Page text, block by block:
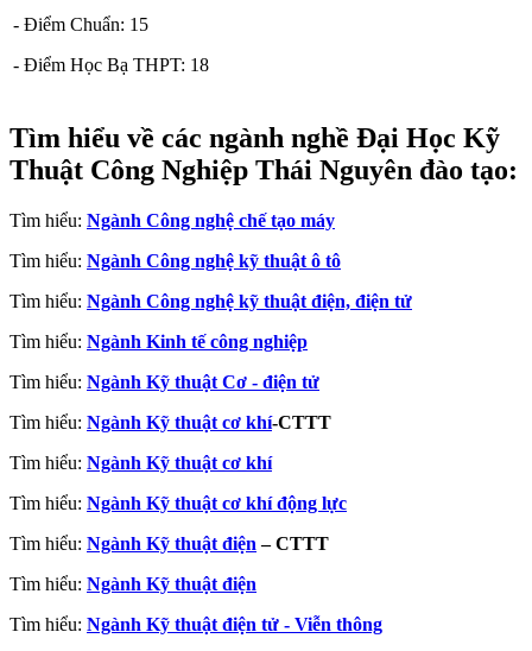
- Điểm Chuẩn: 15
- Điểm Học Bạ THPT: 18
Tìm hiểu về các ngành nghề Đại Học Kỹ
Thuật Công Nghiệp Thái Nguyên đào tạo:
Tìm hiểu: Ngành Công nghệ chế tạo máy
Tìm hiểu: Ngành Công nghệ kỹ thuật ô tô
Tìm hiểu: Ngành Công nghệ kỹ thuật điện, điện tử
Tìm hiểu: Ngành Kinh tế công nghiệp
Tìm hiểu: Ngành Kỹ thuật Cơ - điện tử
Tìm hiểu: Ngành Kỹ thuật cơ khí-CTTT
Tìm hiểu: Ngành Kỹ thuật cơ khí
Tìm hiểu: Ngành Kỹ thuật cơ khí động lực
Tìm hiểu: Ngành Kỹ thuật điện – CTTT
Tìm hiểu: Ngành Kỹ thuật điện
Tìm hiểu: Ngành Kỹ thuật điện tử - Viễn thông